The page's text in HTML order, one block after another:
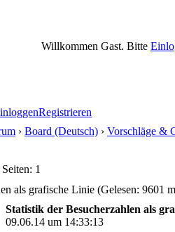
Willkommen Gast. Bitte
Registrieren
› Board (Deutsch) › Vorschläge &
Seiten: 1
als grafische Linie (Gelesen: 9601
Statistik der Besucherzahlen als
09.06.14 um 14:33:13